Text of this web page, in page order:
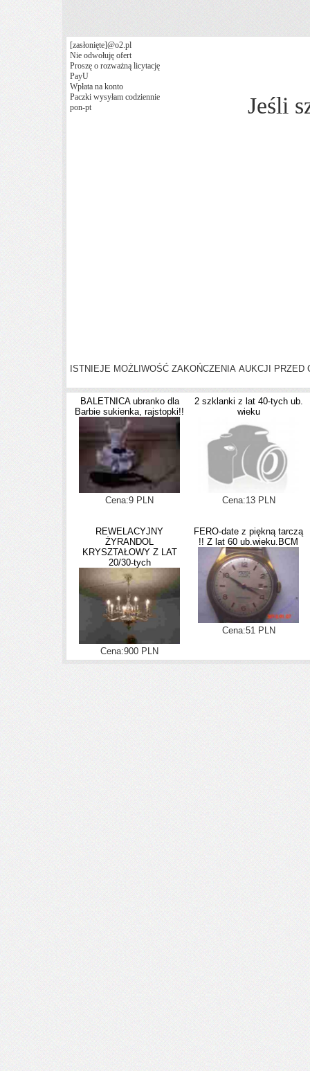
[zasłonięte]@o2.pl
Nie odwołuję ofert
Proszę o rozważną licytację
PayU
Wpłata na konto
Paczki wysyłam codziennie
pon-pt
Jeśli
ISTNIEJE MOŻLIWOŚĆ ZAKOŃCZENIA AUKCJI
BALETNICA ubranko dla
Barbie sukienka, rajstopki!!
Cena:9 PLN
2 szklanki z lat 40-tych ub.
wieku
Cena:13 PLN
REWELACYJNY
ŻYRANDOL
KRYSZTAŁOWY Z LAT
20/30-tych
Cena:900 PLN
FERO-date z piękną tarczą
!! Z lat 60 ub.wieku.BCM
Cena:51 PLN